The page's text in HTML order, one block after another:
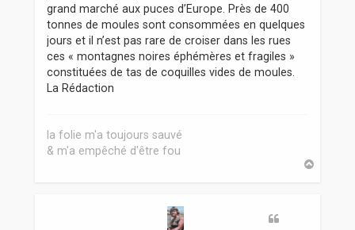
grand marché aux puces d’Europe. Près de 400
tonnes de moules sont consommées en quelques
jours et il n’est pas rare de croiser dans les rues
ces « montagnes noires éphémères et fragiles »
constituées de tas de coquilles vides de moules.
La Rédaction
la folie m'a toujours sauvé
& m'a empêché d'être fou